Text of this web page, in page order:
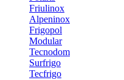
Friulinox
Alpeninox
Frigopol
Modular
Tecnodom
Surfrigo
Tecfrigo